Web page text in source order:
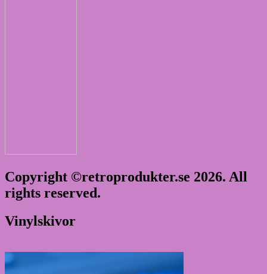
Copyright ©retroprodukter.se 2026. All
rights reserved.
Vinylskivor